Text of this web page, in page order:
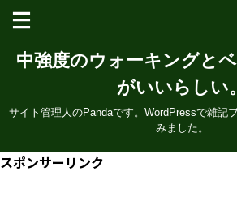
中強度のウォーキングと
がいいらしい。
サイト管理人のPandaです。WordPressで雑記
みました。
スポンサーリンク